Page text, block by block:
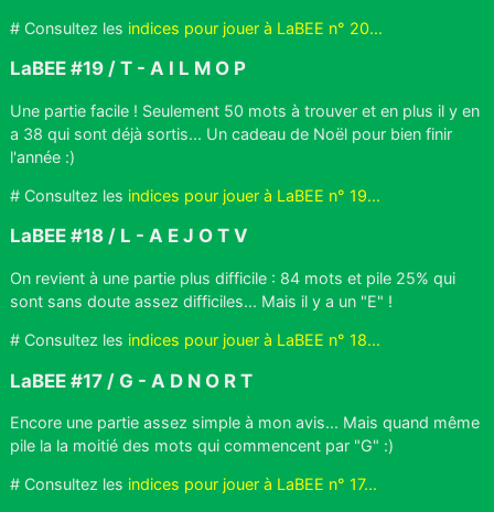
# Consultez les indices pour jouer à LaBEE n° 20...
LaBEE #19 / T - A I L M O P
Une partie facile ! Seulement 50 mots à trouver et en plus il y en
a 38 qui sont déjà sortis... Un cadeau de Noël pour bien finir
l'année :)
# Consultez les indices pour jouer à LaBEE n° 19...
LaBEE #18 / L - A E J O T V
On revient à une partie plus difficile : 84 mots et pile 25% qui
sont sans doute assez difficiles... Mais il y a un "E" !
# Consultez les indices pour jouer à LaBEE n° 18...
LaBEE #17 / G - A D N O R T
Encore une partie assez simple à mon avis... Mais quand même
pile la la moitié des mots qui commencent par "G" :)
# Consultez les indices pour jouer à LaBEE n° 17...